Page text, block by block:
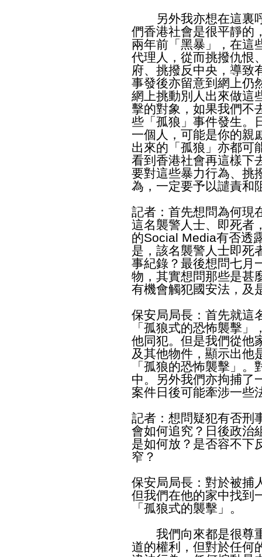
另外我亦想在這裏呼
們香港社會是很平靜的
兩年前「黑暴」，在這
代理人，從而挑撥仇恨
府、挑撥反中央，導致
事發後亦留意到網上仍
網上挑動別人出來做這
擊的對象，如果我們不
些「孤狼」事件發生。
一個人，可能是你的親
出來的「孤狼」亦都可
看到香港社會再這樣下
要對這些暴力行為、挑
為，一定要予以譴責和
記者：首先想問為何現
這名襲警人士、即死者
的Social Media有否透
是，該名襲警人士即死
事紀錄？最後想問七月
物，其實想問那些是甚
有機會觸犯國安法，及
保安局局長：首先就這
「孤狼式的恐怖襲擊
他同犯。但是我們從他
及其他物件，顯示出他
「孤狼的恐怖襲擊」
中。另外我們亦拘捕了
案件日後可能牽涉一些
記者：想問疑犯有否刑
會如何追究？日後政治
是如何放？是否容不下
窄？
保安局局長：對於被捕
但我們在他的家中找到
「孤狼式的襲擊」。
我們向來都是很尊重
道的權利，但對於任何